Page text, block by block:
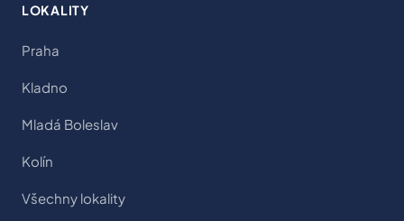
LOKALITY
Praha
Kladno
Mladá Boleslav
Kolín
Všechny lokality